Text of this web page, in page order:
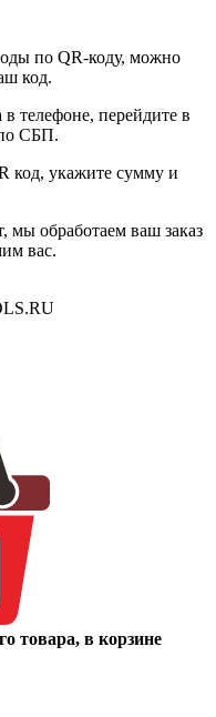
по QR-коду, можно
код.
телефоне, перейдите в
СБП.
код, укажите сумму и
мы обработаем ваш заказ
вас.
товара, в корзине